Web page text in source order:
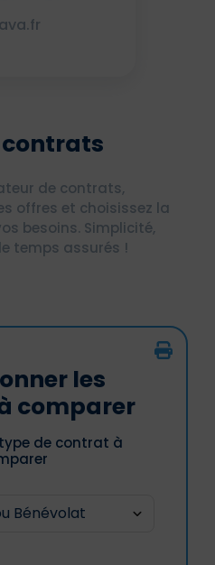
de contrats,
offres et choisissez la
besoins. Simplicité,
temps assurés !
les
comparer
de contrat à